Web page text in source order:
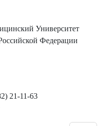
Университет
Федерации
21-11-63